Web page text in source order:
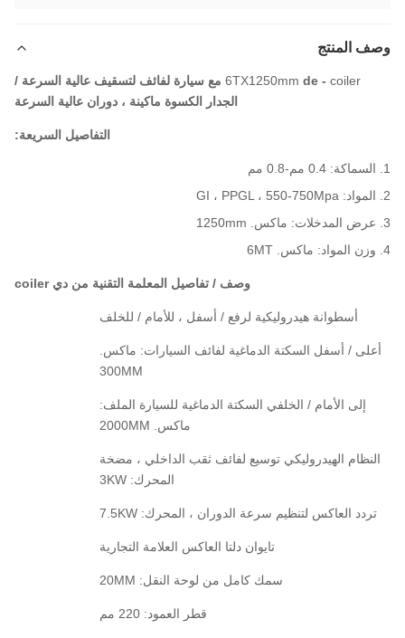
وصف المنتج
6TX1250mm de - coiler
مع سيارة لفائف لتسقيف عالية السرعة /
الجدار الكسوة ماكينة ، دوران عالية السرعة
التفاصيل السريعة:
السماكة: 0.4 مم-0.8 مم
المواد: GI ، PPGL ، 550-750Mpa
عرض المدخلات: ماكس. 1250mm
وزن المواد: ماكس. 6MT
وصف / تفاصيل المعلمة التقنية من دي coiler
أسطوانة هيدروليكية لرفع / أسفل ، للأمام / للخلف
أعلى / أسفل السكتة الدماغية لفائف السيارات: ماكس.
300MM
إلى الأمام / الخلفي السكتة الدماغية للسيارة الملف:
ماكس. 2000MM
النظام الهيدروليكي توسيع لفائف ثقب الداخلي ، مضخة
المحرك: 3KW
تردد العاكس لتنظيم سرعة الدوران ، المحرك: 7.5KW
تايوان دلتا العاكس العلامة التجارية
سمك كامل من لوحة النقل: 20MM
قطر العمود: 220 مم